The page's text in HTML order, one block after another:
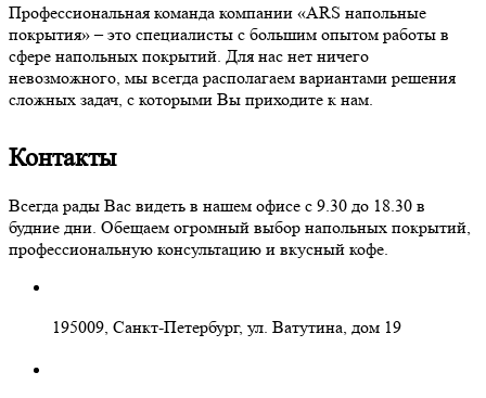
Профессиональная команда компании «ARS напольные
покрытия» – это специалисты с большим опытом работы в
сфере напольных покрытий. Для нас нет ничего
невозможного, мы всегда располагаем вариантами решения
сложных задач, с которыми Вы приходите к нам.
Контакты
Всегда рады Вас видеть в нашем офисе с 9.30 до 18.30 в
будние дни. Обещаем огромный выбор напольных покрытий,
профессиональную консультацию и вкусный кофе.
195009, Санкт-Петербург, ул. Ватутина, дом 19